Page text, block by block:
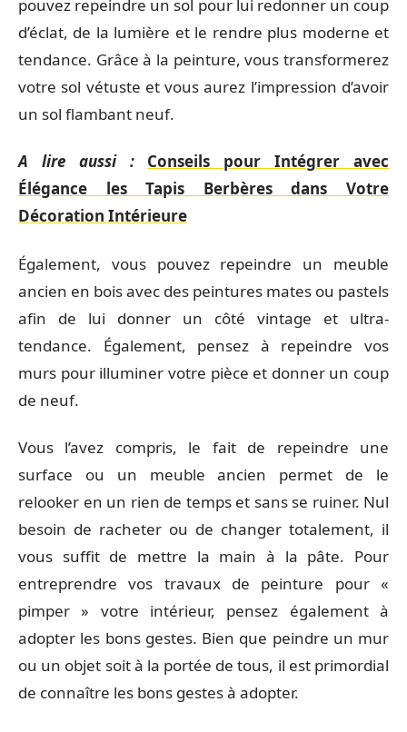
pouvez repeindre un sol pour lui redonner un coup
d’éclat, de la lumière et le rendre plus moderne et
tendance. Grâce à la peinture, vous transformerez
votre sol vétuste et vous aurez l’impression d’avoir
un sol flambant neuf.
A lire aussi :
Conseils pour Intégrer avec
Élégance les Tapis Berbères dans Votre
Décoration Intérieure
Également, vous pouvez repeindre un meuble
ancien en bois avec des peintures mates ou pastels
afin de lui donner un côté vintage et ultra-
tendance. Également, pensez à repeindre vos
murs pour illuminer votre pièce et donner un coup
de neuf.
Vous l’avez compris, le fait de repeindre une
surface ou un meuble ancien permet de le
relooker en un rien de temps et sans se ruiner. Nul
besoin de racheter ou de changer totalement, il
vous suffit de mettre la main à la pâte. Pour
entreprendre vos travaux de peinture pour «
pimper » votre intérieur, pensez également à
adopter les bons gestes. Bien que peindre un mur
ou un objet soit à la portée de tous, il est primordial
de connaître les bons gestes à adopter.